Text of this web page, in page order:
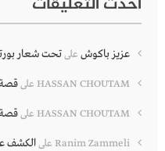
عزيز باكوش علىتحت شعار
HASSAN CHOUTAM علىقصة
HASSAN CHOUTAM علىقصة
Ranim Zammeli علىالكشف عن